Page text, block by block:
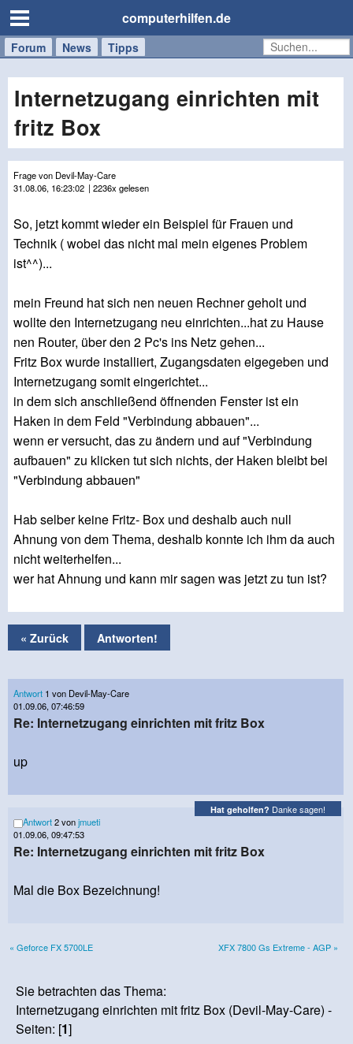
computerhilfen.de
Forum News Tipps
Handy
Tablet
Windows
Mac
Internetzugang einrichten mit
fritz Box
Frage von Devil-May-Care
31.08.06, 16:23:02 | 2236x gelesen
So, jetzt kommt wieder ein Beispiel für Frauen und
Technik ( wobei das nicht mal mein eigenes Problem
ist^^)...
mein Freund hat sich nen neuen Rechner geholt und
wollte den Internetzugang neu einrichten...hat zu Hause
nen Router, über den 2 Pc's ins Netz gehen...
Fritz Box wurde installiert, Zugangsdaten eigegeben und
Internetzugang somit eingerichtet...
in dem sich anschließend öffnenden Fenster ist ein
Haken in dem Feld "Verbindung abbauen"...
wenn er versucht, das zu ändern und auf "Verbindung
aufbauen" zu klicken tut sich nichts, der Haken bleibt bei
"Verbindung abbauen"
Hab selber keine Fritz- Box und deshalb auch null
Ahnung von dem Thema, deshalb konnte ich ihm da auch
nicht weiterhelfen...
wer hat Ahnung und kann mir sagen was jetzt zu tun ist?
« Zurück Antworten!
Antwort 1 von Devil-May-Care
01.09.06, 07:46:59
Re: Internetzugang einrichten mit fritz Box
up
Hat geholfen? Danke sagen!
Antwort2 vonjmueti
01.09.06, 09:47:53
Re: Internetzugang einrichten mit fritz Box
Mal die Box Bezeichnung!
« Geforce FX 5700LE XFX 7800 Gs Extreme - AGP »
Sie betrachten das Thema:
Internetzugang einrichten mit fritz Box (Devil-May-Care) -
Seiten: [1]